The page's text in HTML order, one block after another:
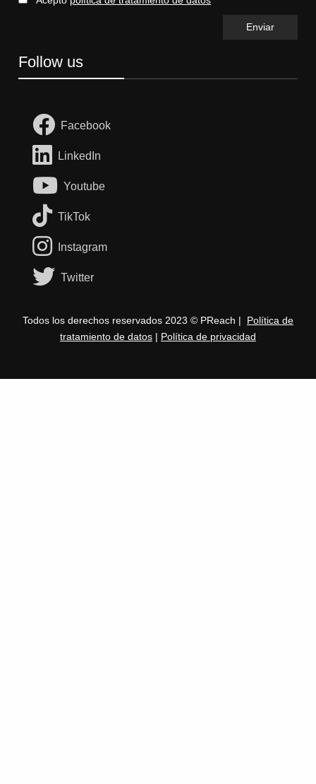
Follow us
Facebook
LinkedIn
Youtube
TikTok
Instagram
Twitter
Todos los derechos reservados 2023 © PReach | Política de
tratamiento de datos | Política de privacidad